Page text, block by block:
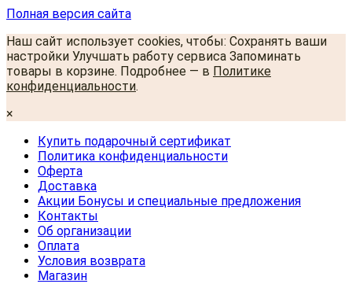
Полная версия сайта
Наш сайт использует cookies, чтобы: Сохранять ваши
настройки Улучшать работу сервиса Запоминать
товары в корзине. Подробнее — в Политике
конфиденциальности.
×
Купить подарочный сертификат
Политика конфиденциальности
Оферта
Доставка
Акции Бонусы и специальные предложения
Контакты
Об организации
Оплата
Условия возврата
Магазин